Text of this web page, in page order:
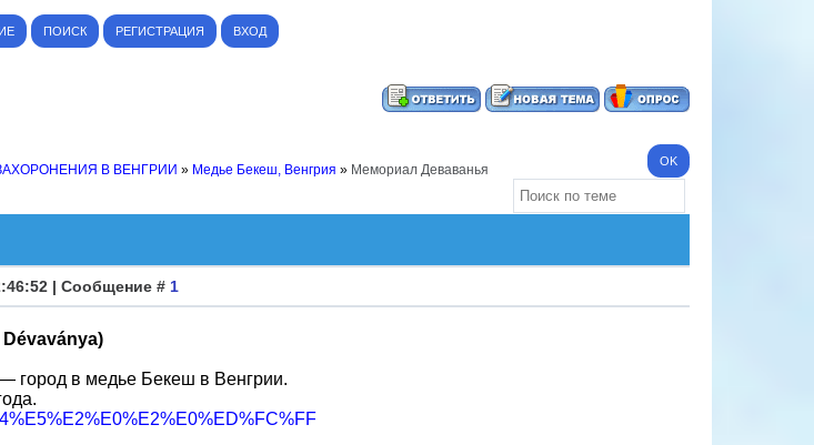
ПОИСК РЕГИСТРАЦИЯ ВХОД
В ВЕНГРИИ » Медье Бекеш, Венгрия » Мемориал Деваванья
| Сообщение # 1
город в медье Бекеш в Венгрии.